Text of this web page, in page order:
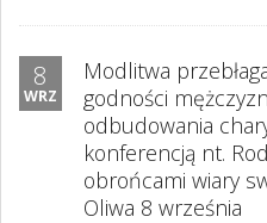
8
WRZ
Modlitwa
godności
odbudowania
konferencją nt.
obrońcami wiary
Oliwa 8 września